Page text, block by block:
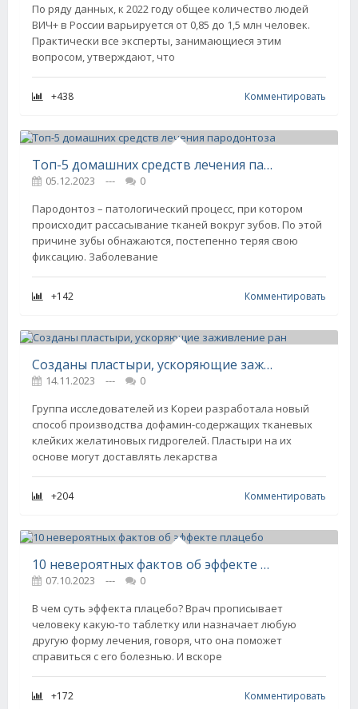
По ряду данных, к 2022 году общее количество людей
ВИЧ+ в России варьируется от 0,85 до 1,5 млн человек.
Практически все эксперты, занимающиеся этим
вопросом, утверждают, что
+438 Комментировать
Топ-5 домашних средств лечения пародонтоза
05.12.2023 ---
0
Пародонтоз – патологический процесс, при котором
происходит рассасывание тканей вокруг зубов. По этой
причине зубы обнажаются, постепенно теряя свою
фиксацию. Заболевание
+142 Комментировать
Созданы пластыри, ускоряющие заживление ран
14.11.2023 ---
0
Группа исследователей из Кореи разработала новый
способ производства дофамин-содержащих тканевых
клейких желатиновых гидрогелей. Пластыри на их
основе могут доставлять лекарства
+204 Комментировать
10 невероятных фактов об эффекте плацебо
07.10.2023 ---
0
В чем суть эффекта плацебо? Врач прописывает
человеку какую-то таблетку или назначает любую
другую форму лечения, говоря, что она поможет
справиться с его болезнью. И вскоре
+172 Комментировать